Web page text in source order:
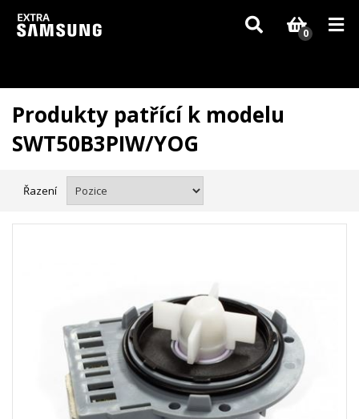
Vzhledem k aktuální situaci se může dodání dílů, které nejsou skladem,
zpozdit. Děkujeme za pochopení.
0
Produkty patřící k modelu
SWT50B3PIW/YOG
Řazení